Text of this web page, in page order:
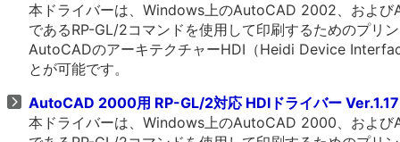
本ドライバーは、Windows上のAutoCAD 2002、およ
であるRP-GL/2コマンドを使用して印刷するためのプリ
AutoCADのアーキテクチャーHDI（Heidi Device
とが可能です。
AutoCAD 2000用 RP-GL/2対応 HDIドライバー
本ドライバーは、Windows上のAutoCAD 2000、およ